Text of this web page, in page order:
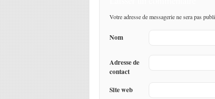
Votre adresse de messagerie ne sera pas
Nom
Adresse de
contact
Site web